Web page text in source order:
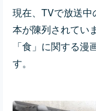
現在、TVで放送
本が陳列されてい
「食」に関する
す。